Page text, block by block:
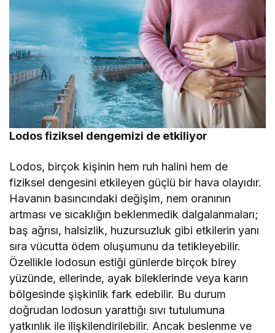
Lodos fiziksel dengemizi de etkiliyor
Lodos, birçok kişinin hem ruh halini hem de
fiziksel dengesini etkileyen güçlü bir hava olayıdır.
Havanın basıncındaki değişim, nem oranının
artması ve sıcaklığın beklenmedik dalgalanmaları;
baş ağrısı, halsizlik, huzursuzluk gibi etkilerin yanı
sıra vücutta ödem oluşumunu da tetikleyebilir.
Özellikle lodosun estiği günlerde birçok birey
yüzünde, ellerinde, ayak bileklerinde veya karın
bölgesinde şişkinlik fark edebilir. Bu durum
doğrudan lodosun yarattığı sıvı tutulumuna
yatkınlık ile ilişkilendirilebilir. Ancak beslenme ve